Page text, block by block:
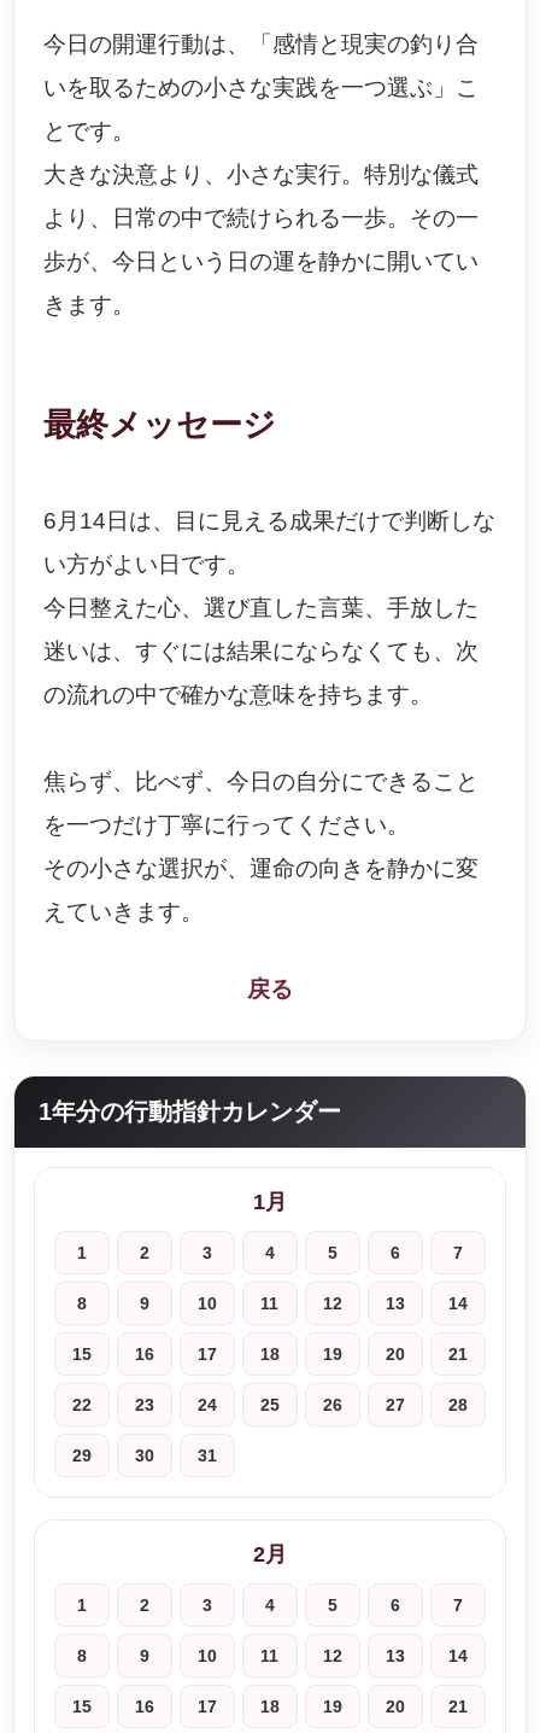
今日の開運行動は、「感情と現実の釣り合
いを取るための小さな実践を一つ選ぶ」こ
とです。
大きな決意より、小さな実行。特別な儀式
より、日常の中で続けられる一歩。その一
歩が、今日という日の運を静かに開いてい
きます。
最終メッセージ
6月14日は、目に見える成果だけで判断しな
い方がよい日です。
今日整えた心、選び直した言葉、手放した
迷いは、すぐには結果にならなくても、次
の流れの中で確かな意味を持ちます。
焦らず、比べず、今日の自分にできること
を一つだけ丁寧に行ってください。
その小さな選択が、運命の向きを静かに変
えていきます。
戻る
1年分の行動指針カレンダー
1月
1 2 3 4 5 6 7
8 9 10 11 12 13 14
15 16 17 18 19 20 21
22 23 24 25 26 27 28
29 30 31
2月
1 2 3 4 5 6 7
8 9 10 11 12 13 14
15 16 17 18 19 20 21